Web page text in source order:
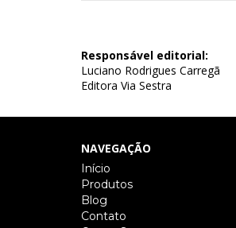
Responsável editorial:
Luciano Rodrigues Carregã
Editora Via Sestra
NAVEGAÇÃO
Início
Produtos
Blog
Contato